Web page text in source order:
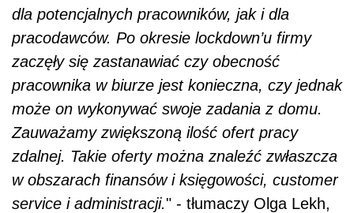
dla potencjalnych pracowników, jak i dla
pracodawców. Po okresie lockdown’u firmy
zaczęły się zastanawiać czy obecność
pracownika w biurze jest konieczna, czy jednak
może on wykonywać swoje zadania z domu.
Zauważamy zwiększoną ilość ofert pracy
zdalnej. Takie oferty można znaleźć zwłaszcza
w obszarach finansów i księgowości, customer
service i administracji." - tłumaczy Olga Lekh,